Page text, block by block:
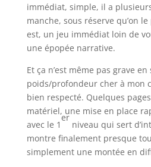
immédiat, simple, il a
manche, sous réserve qu’on
est, un jeu immédiat loin de
une épopée narrative.
Et ça n’est même pas grave
poids/profondeur cher à mon
bien respecté. Quelques
matériel, une mise en place
avec le 1
er
niveau qui sert
montre finalement presque
simplement une montée en